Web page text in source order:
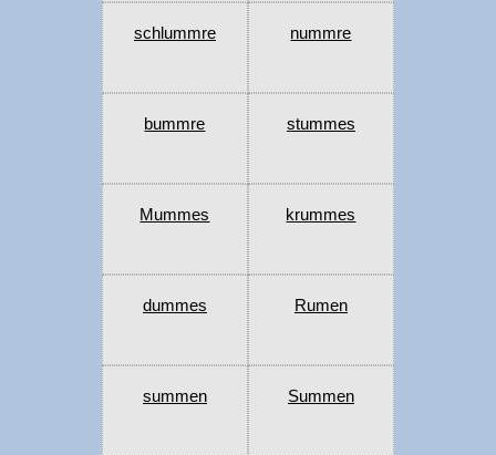
schlummre nummre
bummre stummes
Mummes krummes
dummes Rumen
summen Summen